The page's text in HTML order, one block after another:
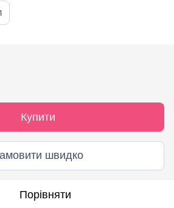
Купити
швидко
Порівняти